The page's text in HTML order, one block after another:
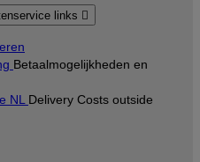
links 
Betaalmogelijkheden en
NL Delivery Costs outside